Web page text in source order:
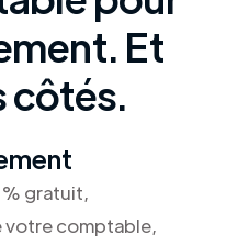
Et
côtés.
% gratuit,
votre comptable,